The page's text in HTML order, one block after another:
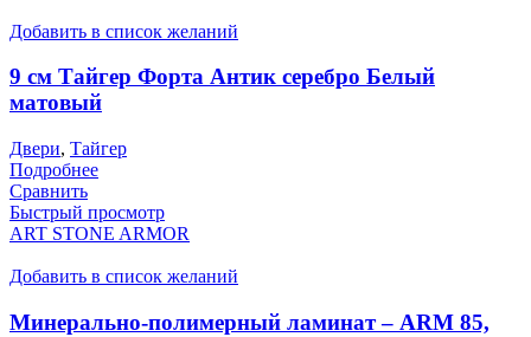
Добавить в список желаний
9 см Тайгер Форта Антик серебро Белый
матовый
Двери, Тайгер
Подробнее
Сравнить
Быстрый просмотр
ART STONE ARMOR
Добавить в список желаний
Минерально-полимерный ламинат – ARM 85,